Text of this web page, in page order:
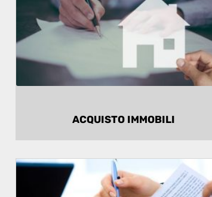
Supporto a 360 gradi sull’intero
processo di valutazione dell’immobile.
Sicurezza e affidabilità documentata.
ACQUISTO IMMOBILI
DOCUMENTAZIONE